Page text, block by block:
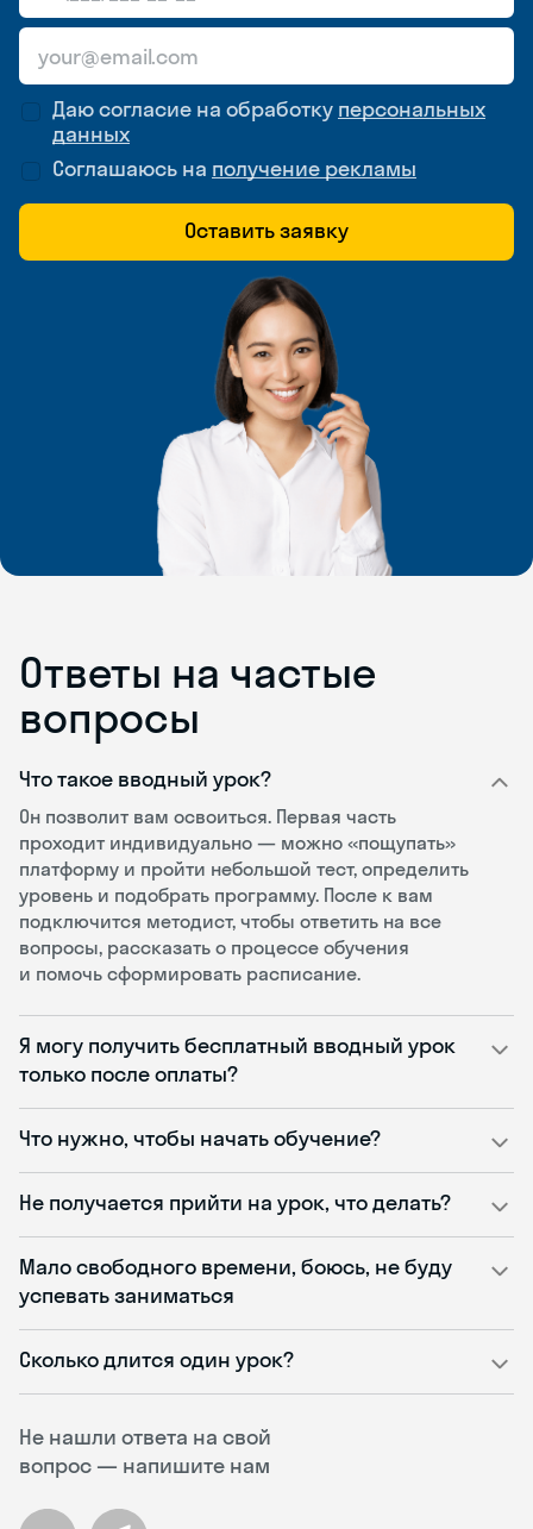
Даю согласие на обработку персональных
данных
Соглашаюсь на получение рекламы
Оставить заявку
Ответы на частые
вопросы
Не нашли ответа на свой
вопрос — напишите нам
Что такое вводный урок?
Он позволит вам освоиться. Первая часть
проходит индивидуально — можно «пощупать»
платформу и пройти небольшой тест, определить
уровень и подобрать программу. После к вам
подключится методист, чтобы ответить на все
вопросы, рассказать о процессе обучения
и помочь сформировать расписание.
Я могу получить бесплатный вводный урок
только после оплаты?
Что нужно, чтобы начать обучение?
Не получается прийти на урок, что делать?
Мало свободного времени, боюсь, не буду
успевать заниматься
Сколько длится один урок?